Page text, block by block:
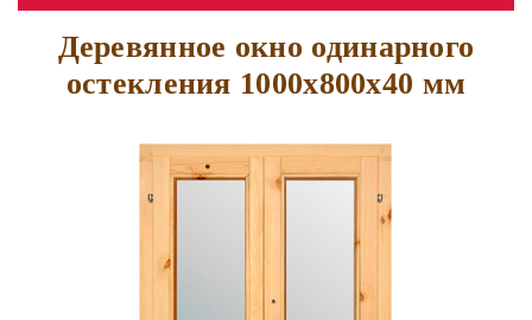
Деревянное окно одинарного
остекления 1000х800х40 мм